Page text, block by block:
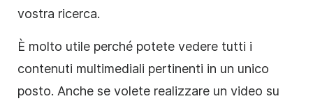
vostra ricerca.
È molto utile perché potete vedere tutti i
contenuti multimediali pertinenti in un unico
posto. Anche se volete realizzare un video su